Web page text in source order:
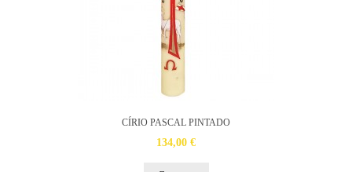
CÍRIO PASCAL PINTADO
134,00 €